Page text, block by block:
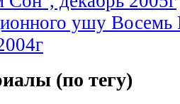
ушу Восемь
(по тегу)